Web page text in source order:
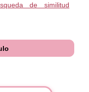
un caso
y educación, 52, 55-
Evaluación de
quirúrgicos en
de similitud